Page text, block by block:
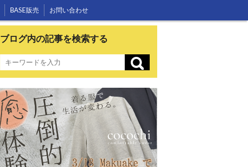
BASE販売 お問い合わせ
ブログ内の記事を検索する